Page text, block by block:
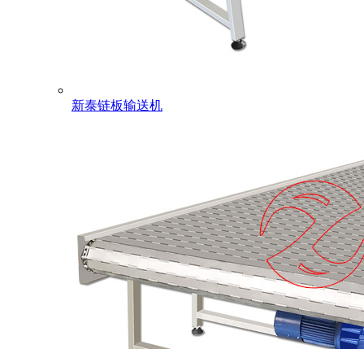
新泰链板输送机